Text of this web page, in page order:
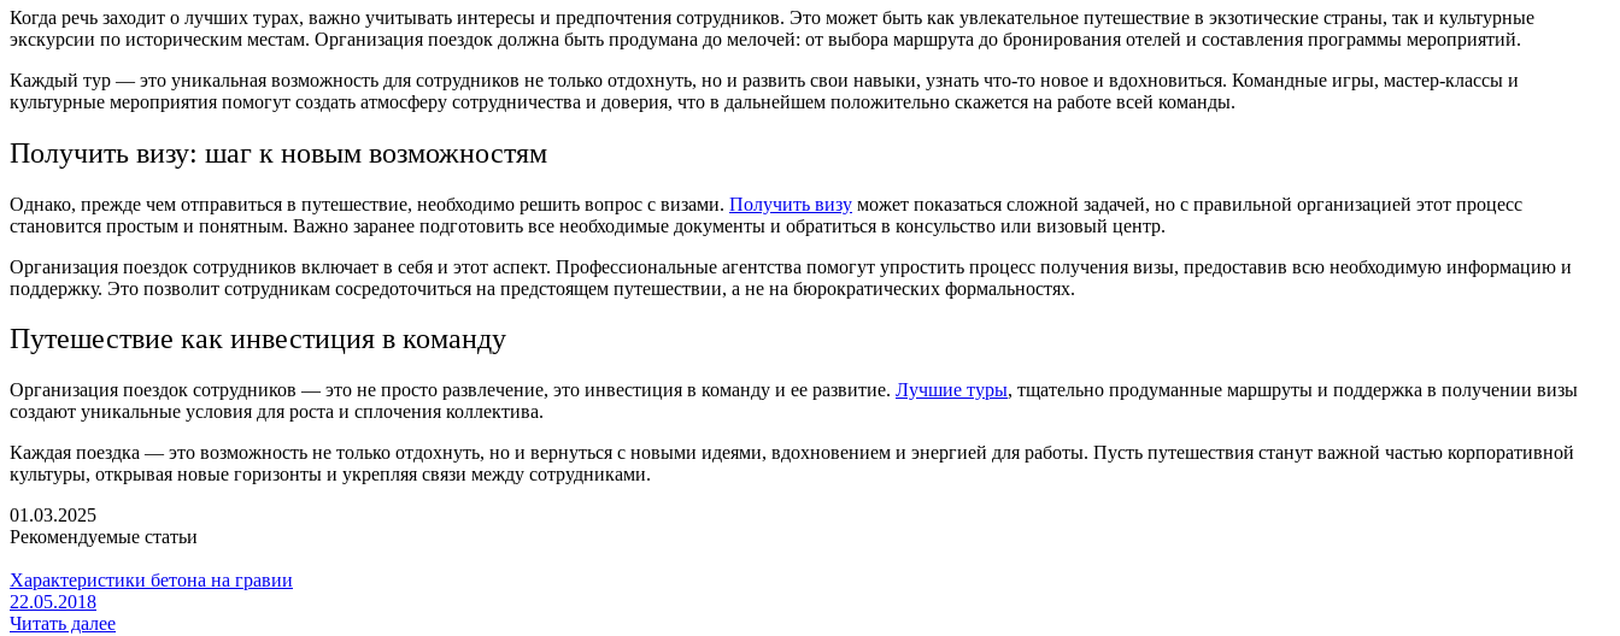
Когда речь заходит о лучших турах, важно учитывать интересы и предпочтения сотрудников. Это может быть как увлекательное путешествие в экзотические страны, так и культурные
экскурсии по историческим местам. Организация поездок должна быть продумана до мелочей: от выбора маршрута до бронирования отелей и составления программы мероприятий.
Каждый тур — это уникальная возможность для сотрудников не только отдохнуть, но и развить свои навыки, узнать что-то новое и вдохновиться. Командные игры, мастер-классы и
культурные мероприятия помогут создать атмосферу сотрудничества и доверия, что в дальнейшем положительно скажется на работе всей команды.
Получить визу: шаг к новым возможностям
Однако, прежде чем отправиться в путешествие, необходимо решить вопрос с визами. Получить визу может показаться сложной задачей, но с правильной организацией этот процесс
становится простым и понятным. Важно заранее подготовить все необходимые документы и обратиться в консульство или визовый центр.
Организация поездок сотрудников включает в себя и этот аспект. Профессиональные агентства помогут упростить процесс получения визы, предоставив всю необходимую информацию и
поддержку. Это позволит сотрудникам сосредоточиться на предстоящем путешествии, а не на бюрократических формальностях.
Путешествие как инвестиция в команду
Организация поездок сотрудников — это не просто развлечение, это инвестиция в команду и ее развитие. Лучшие туры, тщательно продуманные маршруты и поддержка в получении визы
создают уникальные условия для роста и сплочения коллектива.
Каждая поездка — это возможность не только отдохнуть, но и вернуться с новыми идеями, вдохновением и энергией для работы. Пусть путешествия станут важной частью корпоративной
культуры, открывая новые горизонты и укрепляя связи между сотрудниками.
01.03.2025
Рекомендуемые статьи
Характеристики бетона на гравии
22.05.2018
Читать далее